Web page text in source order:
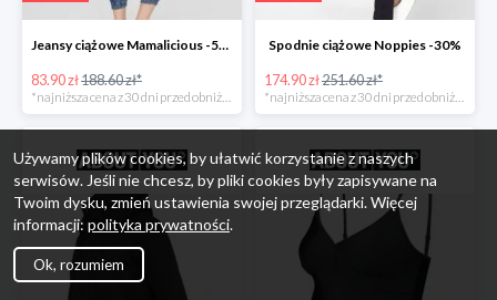
Jeansy ciążowe Mamalicious -56%
83.90 zł188.60 zł*
Spodnie ciążowe Noppies -30%
174.90 zł251.60 zł*
Używamy plików cookies, by ułatwić korzystanie z naszych
serwisów. Jeśli nie chcesz, by pliki cookies były zapisywane na
Twoim dysku, zmień ustawienia swojej przeglądarki. Więcej
informacji: polityka prywatności.
Ok, rozumiem